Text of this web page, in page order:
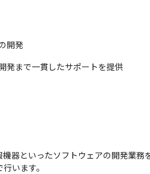
開発
発まで一貫したサポートを提供
器といったソフトウェアの開発業務
います。